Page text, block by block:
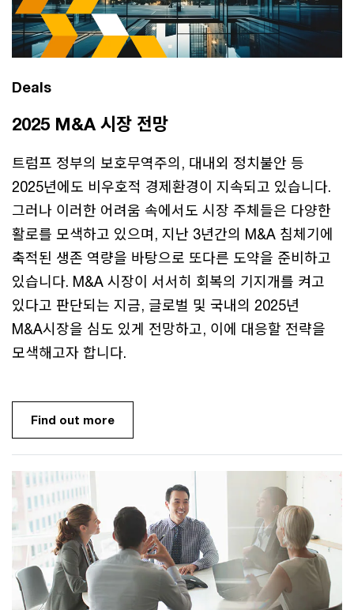
Deals
2025 M&A 시장 전망
트럼프 정부의 보호무역주의, 대내외 정치불안 등
2025년에도 비우호적 경제환경이 지속되고 있습니다.
그러나 이러한 어려움 속에서도 시장 주체들은 다양한
활로를 모색하고 있으며, 지난 3년간의 M&A 침체기에
축적된 생존 역량을 바탕으로 또다른 도약을 준비하고
있습니다. M&A 시장이 서서히 회복의 기지개를 켜고
있다고 판단되는 지금, 글로벌 및 국내의 2025년
M&A시장을 심도 있게 전망하고, 이에 대응할 전략을
모색해고자 합니다.
Find out more